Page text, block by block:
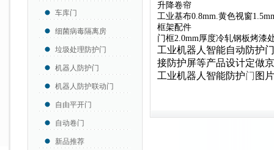
车库门
细菌病毒隔离房
垃圾处理防护门
机器人防护门
机器人防护联动门
自由平开门
自动卷门
新品推荐
升降卷帘
工业基布0.8mm.黄色视窗
框架配件
门框2.0mm厚度冷轧钢板烤漆
工业机器人智能自动防护
接防护屏等产品设计定做
工业机器人智能防护门 图